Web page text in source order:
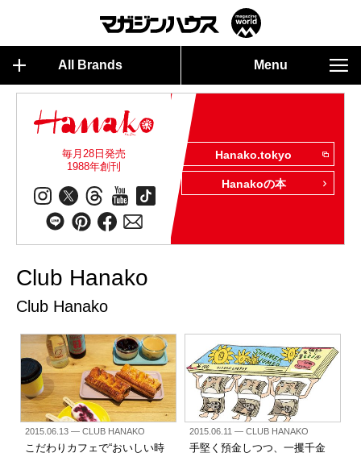
All Brands Menu
毎月28日発売
1988年創刊
Hanako.tokyo
Hanakoの本
Club Hanako
Club Hanako
2015.06.13— CLUB HANAKO
こだわりカフェで“おいしい時
2015.06.11— CLUB HANAKO
手堅く預金しつつ、一攫千金